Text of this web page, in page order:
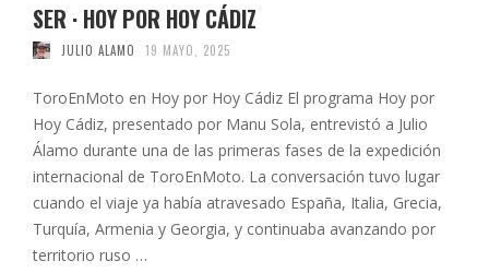
SER · HOY POR HOY CÁDIZ
JULIO ALAMO 19 MAYO, 2025
ToroEnMoto en Hoy por Hoy Cádiz El programa Hoy por
Hoy Cádiz, presentado por Manu Sola, entrevistó a Julio
Álamo durante una de las primeras fases de la expedición
internacional de ToroEnMoto. La conversación tuvo lugar
cuando el viaje ya había atravesado España, Italia, Grecia,
Turquía, Armenia y Georgia, y continuaba avanzando por
territorio ruso …